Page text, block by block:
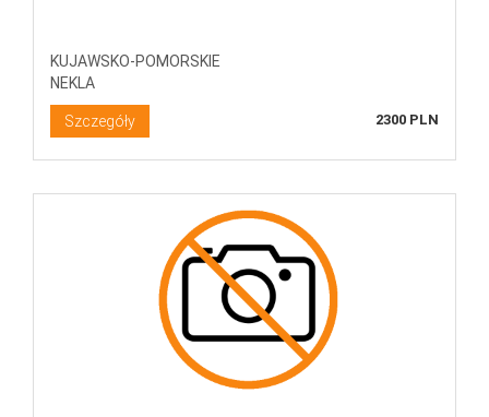
KUJAWSKO-POMORSKIE
NEKLA
Szczegóły 2300 PLN